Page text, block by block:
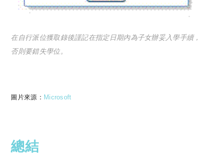
在自行派位獲取錄後謹記在指定日期內為子女辦妥入學手續，
否則要錯失學位。
圖片來源： Microsoft
總結